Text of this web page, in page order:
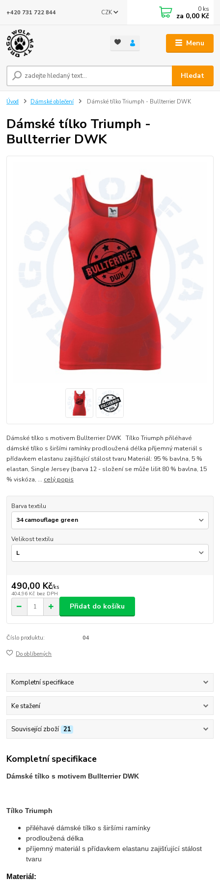
Menu
CZK
Hledat
+420 731 722 844 0 ks
za 0,00 Kč
Úvod Dámské oblečení Dámské tílko Triumph - Bullterrier DWK
Dámské tílko Triumph -
Bullterrier DWK
Dámské tílko s motivem Bullterrier DWK Tílko Triumph přiléhavé
dámské tílko s širšími ramínky prodloužená délka příjemný materiál s
přídavkem elastanu zajišťující stálost tvaru Materiál: 95 % bavlna, 5 %
elastan, Single Jersey (barva 12 - složení se může lišit 80 % bavlna, 15
% viskóza, ... celý popis
Barva textilu
Velikost textilu
490,00 Kč/ks
404,96 Kč bez DPH
Přidat do košíku
Číslo produktu: 04
Do oblíbených
Kompletní specifikace
Ke stažení
Související zboží 21
Kompletní specifikace
Dámské tílko s motivem Bullterrier DWK
Tílko Triumph
přiléhavé dámské tílko s širšími ramínky
prodloužená délka
příjemný materiál s přídavkem elastanu zajišťující stálost
tvaru
Materiál: